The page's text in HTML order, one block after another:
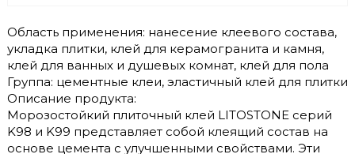
Область применения: нанесение клеевого состава,
укладка плитки, клей для керамогранита и камня,
клей для ванных и душевых комнат, клей для пола
Группа: цементные клеи, эластичный клей для плитки
Описание продукта:
Морозостойкий плиточный клей LITOSTONE серий
K98 и K99 представляет собой клеящий состав на
основе цемента с улучшенными свойствами. Эти